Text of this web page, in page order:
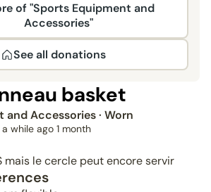
of "Sports Equipment and
Accessories"
See all donations
basket
and Accessories· Worn
while ago 1 month
mais le cercle peut encore servir